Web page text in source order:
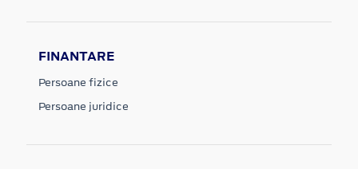
FINANTARE
Persoane fizice
Persoane juridice